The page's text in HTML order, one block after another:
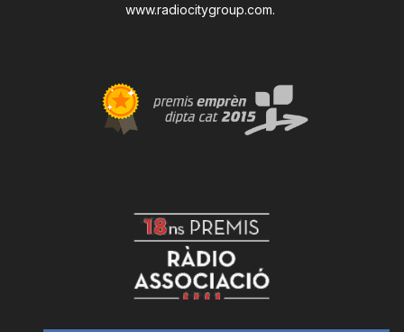
www.radiocitygroup.com.